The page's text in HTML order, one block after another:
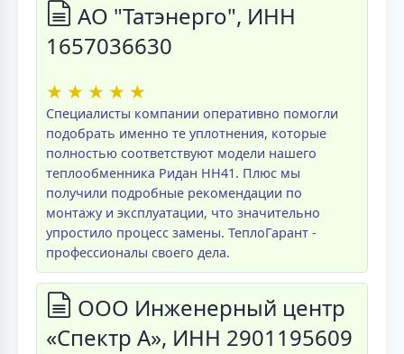
АО "Татэнерго", ИНН
1657036630
★ ★ ★ ★ ★
Специалисты компании оперативно помогли
подобрать именно те уплотнения, которые
полностью соответствуют модели нашего
теплообменника Ридан НН41. Плюс мы
получили подробные рекомендации по
монтажу и эксплуатации, что значительно
упростило процесс замены. ТеплоГарант -
профессионалы своего дела.
ООО Инженерный центр
«Спектр А», ИНН 2901195609